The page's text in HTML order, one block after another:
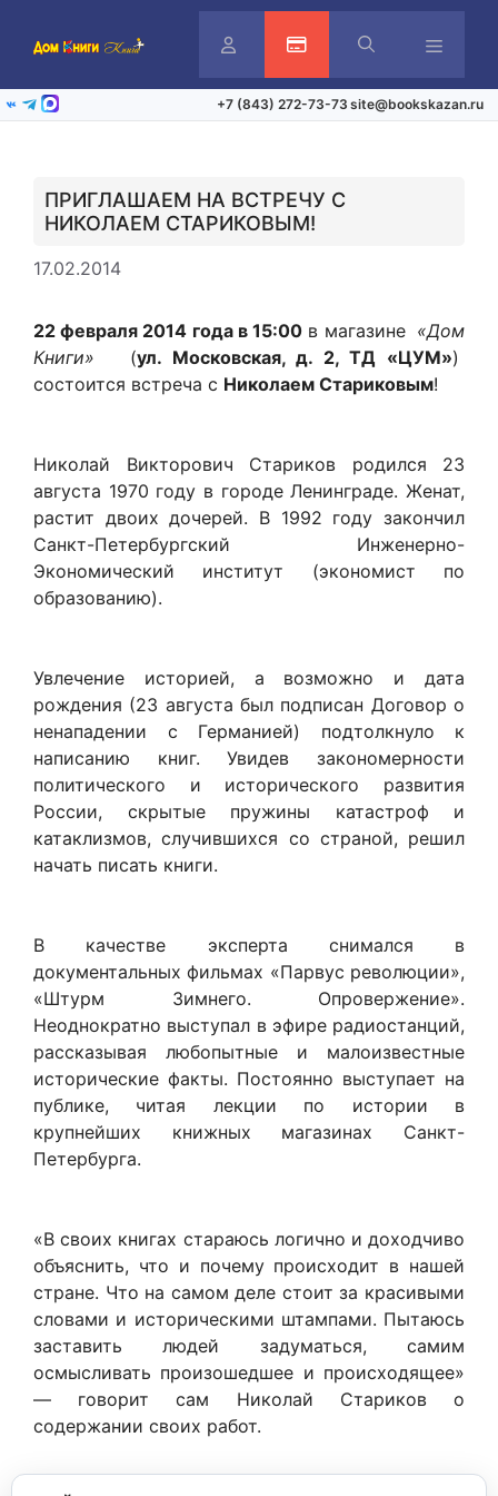
ЛичныйАктивация карты
ВКонтакте
Telegram
Max +7 (843) 272-73-73 site@bookskazan.ru
ПРИГЛАШАЕМ НА ВСТРЕЧУ С
НИКОЛАЕМ СТАРИКОВЫМ!
17.02.2014
22 февраля 2014 года в 15:00 в магазине «Дом
Книги» (ул. Московская, д. 2, ТД «ЦУМ»)
состоится встреча с Николаем Стариковым!
Николай Викторович Стариков родился 23
августа 1970 году в городе Ленинграде. Женат,
растит двоих дочерей. В 1992 году закончил
Санкт-Петербургский Инженерно-
Экономический институт (экономист по
образованию).
Увлечение историей, а возможно и дата
рождения (23 августа был подписан Договор о
ненападении с Германией) подтолкнуло к
написанию книг. Увидев закономерности
политического и исторического развития
России, скрытые пружины катастроф и
катаклизмов, случившихся со страной, решил
начать писать книги.
В качестве эксперта снимался в
документальных фильмах «Парвус революции»,
«Штурм Зимнего. Опровержение».
Неоднократно выступал в эфире радиостанций,
рассказывая любопытные и малоизвестные
исторические факты. Постоянно выступает на
публике, читая лекции по истории в
крупнейших книжных магазинах Санкт-
Петербурга.
«В своих книгах стараюсь логично и доходчиво
объяснить, что и почему происходит в нашей
стране. Что на самом деле стоит за красивыми
словами и историческими штампами. Пытаюсь
заставить людей задуматься, самим
осмысливать произошедшее и происходящее»
— говорит сам Николай Стариков о
содержании своих работ.